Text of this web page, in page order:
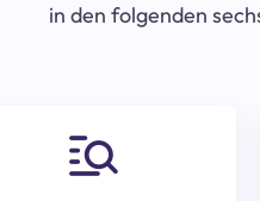
in den folgenden